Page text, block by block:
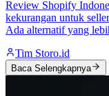
Review Shopify
kekurangan untuk
Ada alternatif yang
Tim Storo.id
Baca Selengkapnya